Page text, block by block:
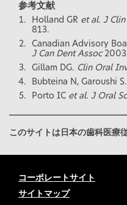
参考文献
Holland GR et al. J
813.
Canadian Advisory
J Can Dent Assoc2003;
Gillam DG. Clin Oral
Bubteina N, Garoushi S.
Porto IC et al. J Oral
このサイトは日本の歯科医療
コーポレートサイト
サイトマップ